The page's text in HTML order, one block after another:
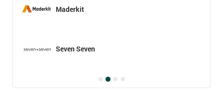
Maderkit
Seven Seven